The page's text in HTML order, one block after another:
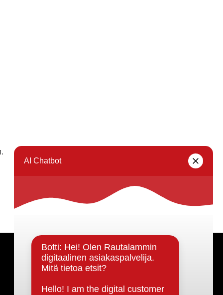
Seuraava sivu →
Päätöksenteko ja lähidemokratia
Päätökset, esityslistat & pöytäkirjat